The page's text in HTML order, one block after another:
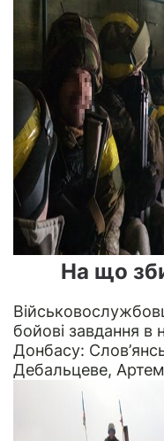
На що
бойові завдання в
Донбасу:
Дебальцеве,